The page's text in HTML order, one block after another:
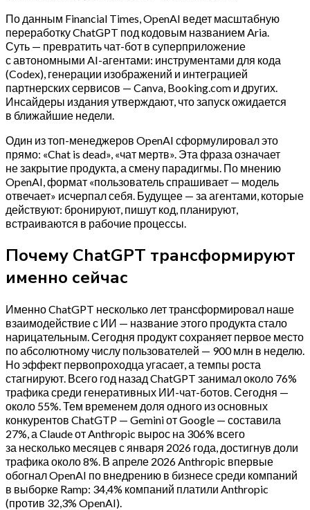
По данным Financial Times, OpenAI ведет масштабную
переработку ChatGPT под кодовым названием Aria.
Суть — превратить чат-бот в суперприложение
с автономными AI-агентами: инструментами для кода
(Codex), генерации изображений и интеграцией
партнерских сервисов — Canva, Booking.com и других.
Инсайдеры издания утверждают, что запуск ожидается
в ближайшие недели.
Один из топ-менеджеров OpenAI сформулировал это
прямо: «Chat is dead», «чат мертв». Эта фраза означает
не закрытие продукта, а смену парадигмы. По мнению
OpenAI, формат «пользователь спрашивает — модель
отвечает» исчерпал себя. Будущее — за агентами, которые
действуют: бронируют, пишут код, планируют,
встраиваются в рабочие процессы.
Почему ChatGPT трансформируют
именно сейчас
Именно ChatGPT несколько лет трансформировал наше
взаимодействие с ИИ — название этого продукта стало
нарицательным. Сегодня продукт сохраняет первое место
по абсолютному числу пользователей — 900 млн в неделю.
Но эффект первопроходца угасает, а темпы роста
стагнируют. Всего год назад ChatGPT занимал около 76%
трафика среди генеративных ИИ-чат-ботов. Сегодня —
около 55%. Тем временем доля одного из основных
конкурентов ChatGTP — Gemini от Google — составила
27%, а Claude от Anthropic вырос на 306% всего
за несколько месяцев с января 2026 года, достигнув доли
трафика около 8%. В апреле 2026 Anthropic впервые
обогнал OpenAI по внедрению в бизнесе среди компаний
в выборке Ramp: 34,4% компаний платили Anthropic
(против 32,3% OpenAI).